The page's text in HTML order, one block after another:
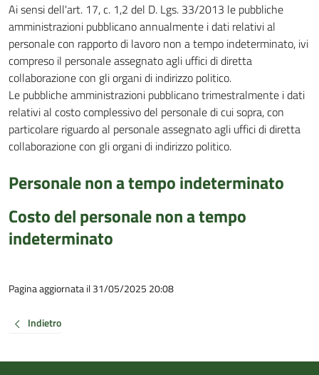
Ai sensi dell'art. 17, c. 1,2 del D. Lgs. 33/2013 le pubbliche
amministrazioni pubblicano annualmente i dati relativi al
personale con rapporto di lavoro non a tempo indeterminato, ivi
compreso il personale assegnato agli uffici di diretta
collaborazione con gli organi di indirizzo politico.
Le pubbliche amministrazioni pubblicano trimestralmente i dati
relativi al costo complessivo del personale di cui sopra, con
particolare riguardo al personale assegnato agli uffici di diretta
collaborazione con gli organi di indirizzo politico.
Personale non a tempo indeterminato
Costo del personale non a tempo
indeterminato
Pagina aggiornata il 31/05/2025 20:08
Indietro